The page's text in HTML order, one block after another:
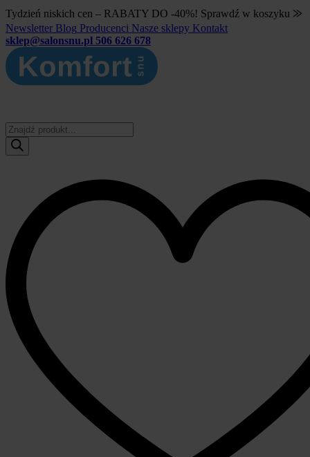
Tydzień niskich cen – RABATY DO -40%! Sprawdź w koszyku ⨠
Newsletter Blog Producenci Nasze sklepy Kontakt
sklep@salonsnu.pl 506 626 678
Wyszukiwarka
produktów